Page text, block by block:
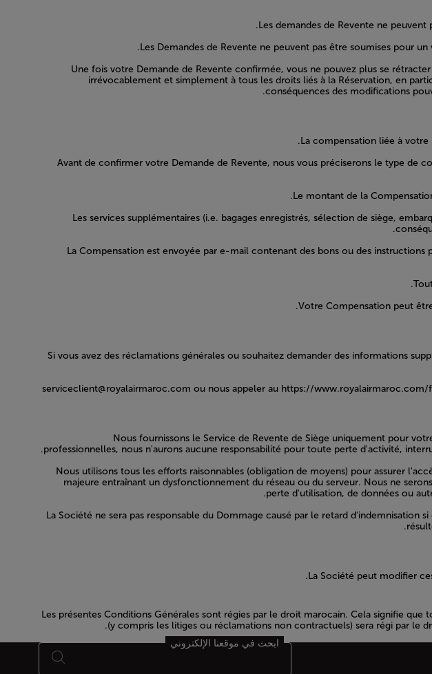
Les demandes de Revente ne peuvent
Les Demandes de Revente ne peuvent pas être soumises pour
Une fois votre Demande de Revente confirmée, vous ne pouvez plus se
irrévocablement et simplement à tous les droits liés à la Réservation, en
conséquences des modifications
La compensation liée à votre
Avant de confirmer votre Demande de Revente, nous vous préciserons le type de
Le montant de la
Les services supplémentaires (i.e. bagages enregistrés, sélection de siège,
La Compensation est envoyée par e-mail contenant des bons ou des
Votre Compensation peut
Si vous avez des réclamations générales ou souhaitez demander des informations
serviceclient@royalairmaroc.com ou nous appeler au https://
Nous fournissons le Service de Revente de Siège uniquement pour
professionnelles, nous n'aurons aucune responsabilité pour toute perte d'activité,
Nous utilisons tous les efforts raisonnables (obligation de moyens) pour assurer
majeure entraînant un dysfonctionnement du réseau ou du serveur. Nous ne
perte d'utilisation, de données ou
La Société ne sera pas responsable du Dommage causé par le retard d'indemnisation
La Société peut modifier
Les présentes Conditions Générales sont régies par le droit marocain. Cela signifie
(y compris les litiges ou réclamations non contractuels) sera régi par le
ابحث في موقعنا الإلكتروني